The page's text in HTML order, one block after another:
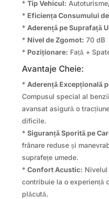
* Tip Vehicul:
* Eficiența Consumului
* Aderență pe Suprafață
* Nivel de Zgomot: 70 dB
* Poziționare: Față +
Avantaje Cheie:
* Aderență Excepțională
Compusul special al
avansat asigură o
dificile.
* Siguranță Sporită pe
frânare reduse și
suprafețe umede.
* Confort Acustic: Nivelul
contribuie la o experiență
plăcută.